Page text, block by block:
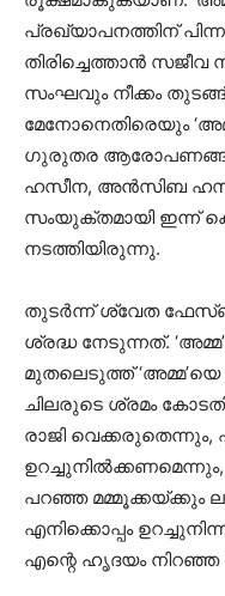
പ്രഖ്യാപനത്തിന്
തിരിച്ചെത്താന്‍
സംഘവും നീക്കം
മേനോനെതിരെയും
ഗുരുതര
ഹസീന, അൻസിബ
സംയുക്തമായി ഇന്ന്
നടത്തിയിരുന്നു.
തുടർന്ന് ശ്വേത
ശ്രദ്ധ നേടുന്നത്.
മുതലെടുത്ത്
ചിലരുടെ ശ്രമം
രാജി വെക്കരുതെന്നും,
പറഞ്ഞ മമ്മൂക്കയ്ക്കും
എനിക്കൊപ്പം
എന്റെ ഹൃദയം നിറഞ്ഞ